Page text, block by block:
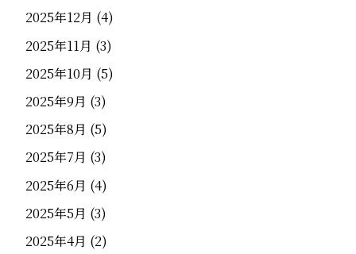
2025年12月 (4)
2025年11月 (3)
2025年10月 (5)
2025年9月 (3)
2025年8月 (5)
2025年7月 (3)
2025年6月 (4)
2025年5月 (3)
2025年4月 (2)